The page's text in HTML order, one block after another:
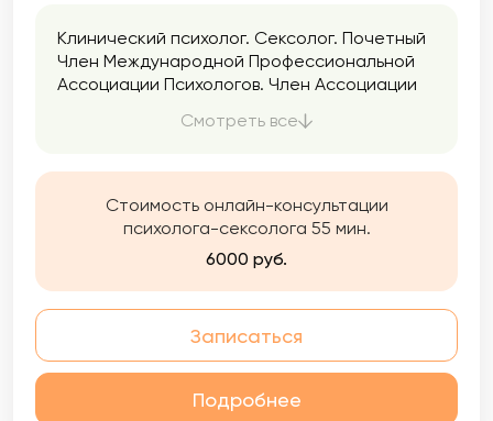
Клинический психолог. Сексолог. Почетный
Член Международной Профессиональной
Ассоциации Психологов. Член Ассоциации
технических наук.Смотреть все
Стоимость онлайн-консультации
психолога-сексолога 55 мин.
6000 руб.
Записаться
Подробнее